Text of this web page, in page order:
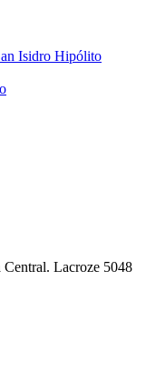
Central. Lacroze 5048